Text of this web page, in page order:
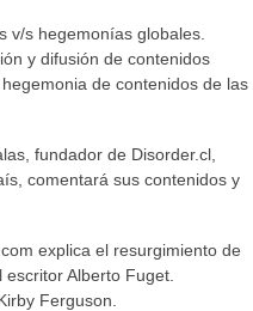
v/s hegemonías globales.
y difusión de contenidos
de contenidos de las
fundador de Disorder.cl,
comentará sus contenidos y
explica el resurgimiento de
Alberto Fuget.
Ferguson.